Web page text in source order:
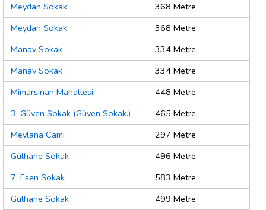
Meydan Sokak
368 Metre
Meydan Sokak
368 Metre
Manav Sokak
334 Metre
Manav Sokak
334 Metre
Mimarsinan Mahallesi
448 Metre
3. Güven Sokak (Güven Sokak.)
465 Metre
Mevlana Cami
297 Metre
Gülhane Sokak
496 Metre
7. Esen Sokak
583 Metre
Gülhane Sokak
499 Metre